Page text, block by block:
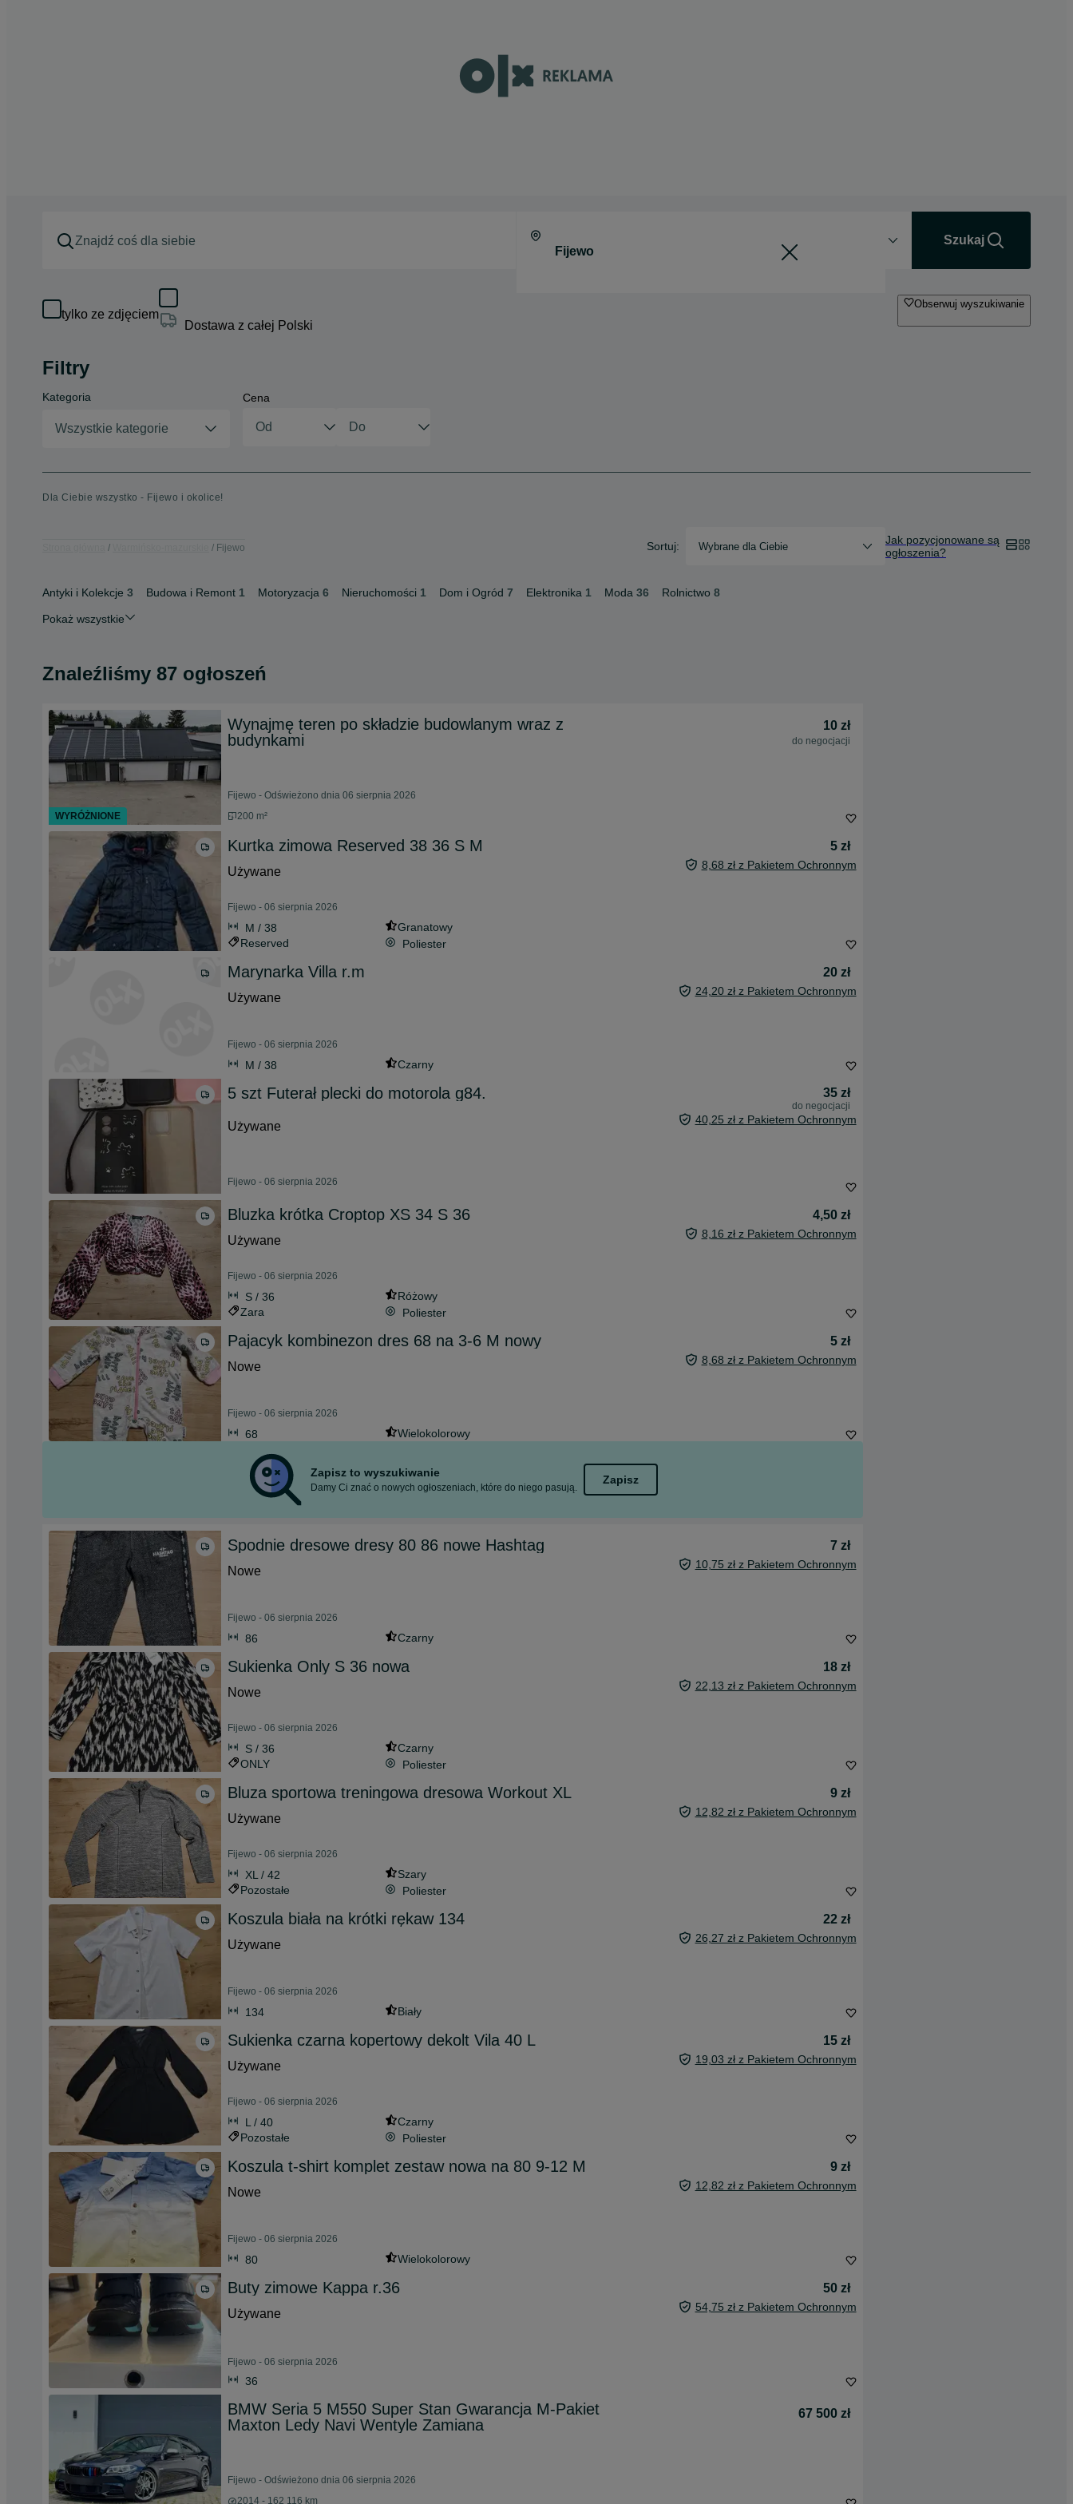
Szukaj
tylko ze zdjęciem
Dostawa z całej Polski
Obserwuj wyszukiwanie
Filtry
Kategoria
Wszystkie kategorie
Cena
Dla Ciebie wszystko - Fijewo i okolice!
Fijewo Sortuj: Wybrane dla Ciebie
Jak pozycjonowane są
ogłoszenia?
Antyki i Kolekcje 3 Budowa i Remont 1 Motoryzacja 6 Nieruchomości 1 Dom i Ogród 7 Elektronika 1 Moda 36 Rolnictwo 8
Pokaż wszystkie
Znaleźliśmy 87 ogłoszeń
Wynajmę teren po składzie budowlanym wraz z
budynkami
10 zł
do negocjacji
Fijewo - Odświeżono dnia 06 sierpnia 2026
200 m²
Kurtka zimowa Reserved 38 36 S M
5 zł
Używane
8,68 zł z Pakietem Ochronnym
Fijewo - 06 sierpnia 2026
M / 38
Granatowy
Reserved
Poliester
Marynarka Villa r.m
20 zł
Używane
24,20 zł z Pakietem Ochronnym
Fijewo - 06 sierpnia 2026
M / 38 Czarny
5 szt Futerał plecki do motorola g84. 35 zł
do negocjacji
Używane 40,25 zł z Pakietem Ochronnym
Fijewo - 06 sierpnia 2026
Bluzka krótka Croptop XS 34 S 36
4,50 zł
Używane
8,16 zł z Pakietem Ochronnym
Fijewo - 06 sierpnia 2026
S / 36
Różowy
Zara
Poliester
Pajacyk kombinezon dres 68 na 3-6 M nowy
5 zł
Nowe
8,68 zł z Pakietem Ochronnym
Fijewo - 06 sierpnia 2026
68 Wielokolorowy
Zapisz to wyszukiwanie
Damy Ci znać o nowych ogłoszeniach, które do niego pasują.
Zapisz
Spodnie dresowe dresy 80 86 nowe Hashtag
7 zł
Nowe
10,75 zł z Pakietem Ochronnym
Fijewo - 06 sierpnia 2026
86 Czarny
Sukienka Only S 36 nowa
18 zł
Nowe
22,13 zł z Pakietem Ochronnym
Fijewo - 06 sierpnia 2026
S / 36
Czarny
ONLY
Poliester
Bluza sportowa treningowa dresowa Workout XL
9 zł
Używane
12,82 zł z Pakietem Ochronnym
Fijewo - 06 sierpnia 2026
XL / 42
Szary
Pozostałe
Poliester
Koszula biała na krótki rękaw 134
22 zł
Używane
26,27 zł z Pakietem Ochronnym
Fijewo - 06 sierpnia 2026
134 Biały
Sukienka czarna kopertowy dekolt Vila 40 L
15 zł
Używane
19,03 zł z Pakietem Ochronnym
Fijewo - 06 sierpnia 2026
L / 40
Czarny
Pozostałe
Poliester
Koszula t-shirt komplet zestaw nowa na 80 9-12 M
9 zł
Nowe
12,82 zł z Pakietem Ochronnym
Fijewo - 06 sierpnia 2026
80 Wielokolorowy
Buty zimowe Kappa r.36
50 zł
Używane
54,75 zł z Pakietem Ochronnym
Fijewo - 06 sierpnia 2026
36
BMW Seria 5 M550 Super Stan Gwarancja M-Pakiet
Maxton Ledy Navi Wentyle Zamiana
67 500 zł
Fijewo - Odświeżono dnia 06 sierpnia 2026
2014 - 162 116 km
WYRÓŻNIONE